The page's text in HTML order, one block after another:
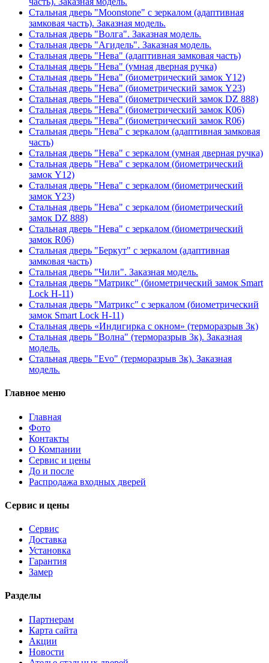
Стальная дверь "Moonstone" с зеркалом (адаптивная
замковая часть). Заказная модель.
Стальная дверь "Волга". Заказная модель.
Стальная дверь "Агидель". Заказная модель.
Стальная дверь "Нева" (адаптивная замковая часть)
Стальная дверь "Нева" (умная дверная ручка)
Стальная дверь "Нева" (биометрический замок Y12)
Стальная дверь "Нева" (биометрический замок Y23)
Стальная дверь "Нева" (биометрический замок DZ 888)
Стальная дверь "Нева" (биометрический замок К06)
Стальная дверь "Нева" (биометрический замок R06)
Стальная дверь "Нева" с зеркалом (адаптивная замковая
часть)
Стальная дверь "Нева" с зеркалом (умная дверная ручка)
Стальная дверь "Нева" с зеркалом (биометрический
замок Y12)
Стальная дверь "Нева" с зеркалом (биометрический
замок Y23)
Стальная дверь "Нева" с зеркалом (биометрический
замок DZ 888)
Стальная дверь "Нева" с зеркалом (биометрический
замок R06)
Стальная дверь "Беркут" с зеркалом (адаптивная
замковая часть)
Стальная дверь "Чили". Заказная модель.
Стальная дверь "Матрикс" (биометрический замок Smart
Lock H-11)
Стальная дверь "Матрикс" с зеркалом (биометрический
замок Smart Lock H-11)
Стальная дверь «Индигирка с окном» (терморазрыв 3к)
Стальная дверь "Волна" (терморазрыв 3к). Заказная
модель.
Стальная дверь "Evo" (терморазрыв 3к). Заказная
модель.
Главное меню
Главная
Фото
Контакты
О Компании
Сервис и цены
До и после
Распродажа входных дверей
Сервис и цены
Сервис
Доставка
Установка
Гарантия
Замер
Разделы
Партнерам
Карта сайта
Акции
Новости